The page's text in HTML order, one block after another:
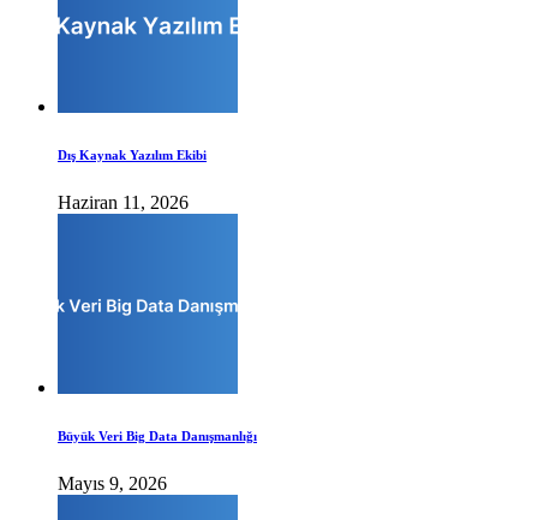
Dış Kaynak Yazılım Ekibi
Haziran 11, 2026
Büyük Veri Big Data Danışmanlığı
Mayıs 9, 2026